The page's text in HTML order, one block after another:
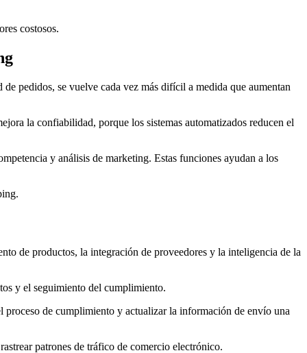
costosos.
pedidos, se vuelve cada vez más difícil a medida que aumentan
la confiabilidad, porque los sistemas automatizados reducen el
y análisis de marketing. Estas funciones ayudan a los
de productos, la integración de proveedores y la inteligencia de la
y el seguimiento del cumplimiento.
proceso de cumplimiento y actualizar la información de envío una
patrones de tráfico de comercio electrónico.